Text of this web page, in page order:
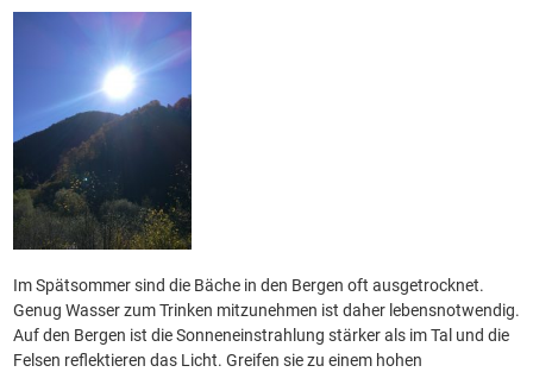
Im Spätsommer sind die Bäche in den Bergen oft ausgetrocknet.
Genug Wasser zum Trinken mitzunehmen ist daher lebensnotwendig.
Auf den Bergen ist die Sonneneinstrahlung stärker als im Tal und die
Felsen reflektieren das Licht. Greifen sie zu einem hohen